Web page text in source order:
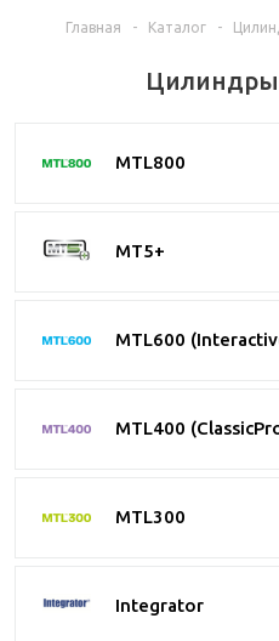
Главная - Каталог -
Цилиндры
MTL800
MT5+
MTL600
MTL400
MTL300
Integrator